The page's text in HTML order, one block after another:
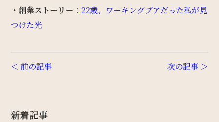
・創業ストーリー ： 22歳、ワーキングプアだった私が見
つけた光
＜ 前の記事 次の記事 ＞
新着記事